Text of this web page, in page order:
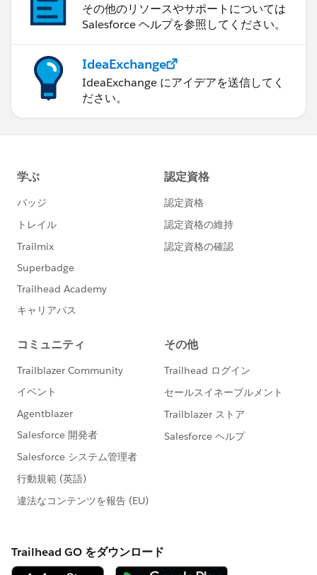
その他のリソースやサポートについては
Salesforce ヘルプを参照してください。
IdeaExchange
IdeaExchange にアイデアを送信してく
ださい。